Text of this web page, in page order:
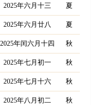
2025年六月十三 夏
2025年六月廿八 夏
2025年闰六月十四 秋
2025年七月初一 秋
2025年七月十六 秋
2025年八月初二 秋